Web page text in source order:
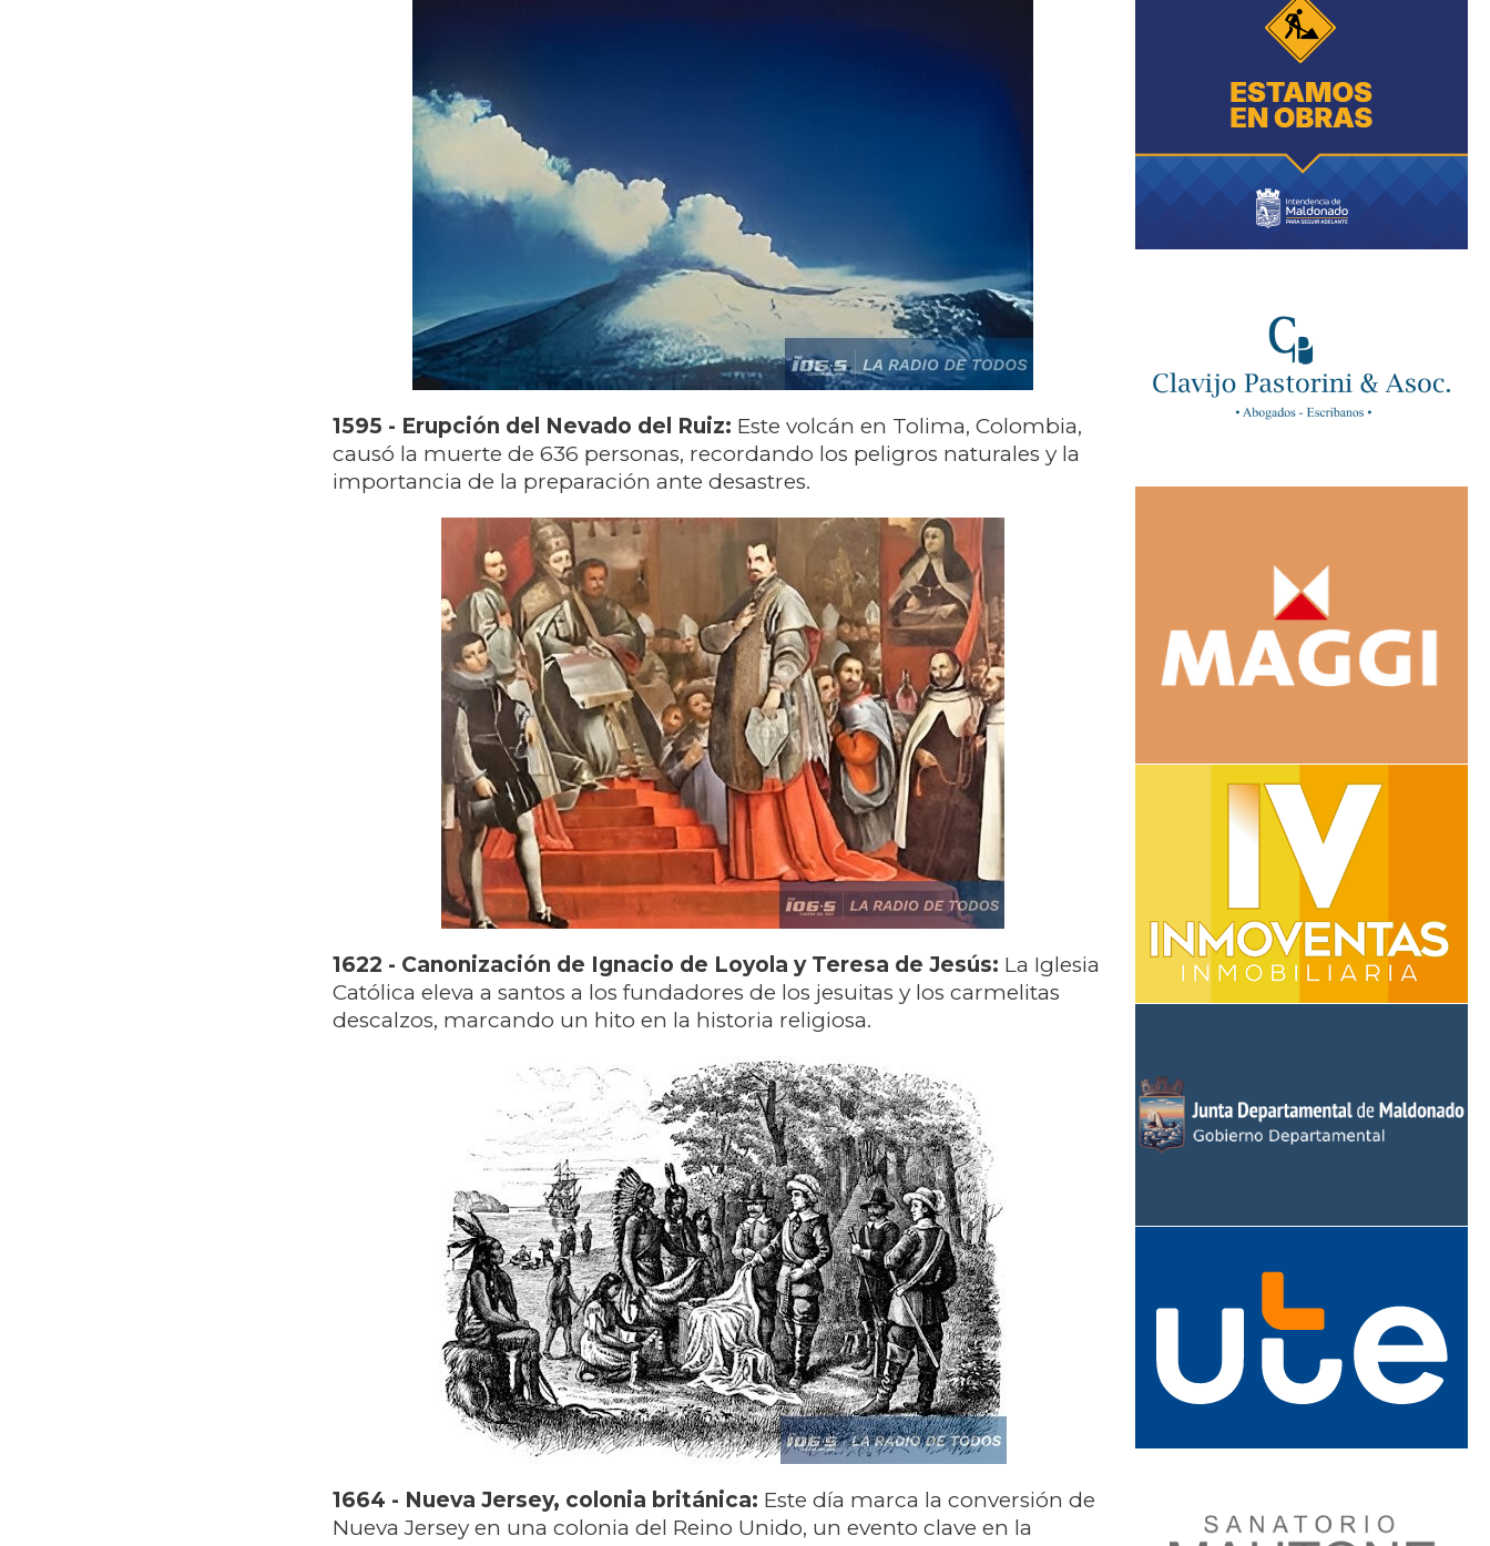
1595 - Erupción del Nevado del Ruiz: Este volcán en Tolima, Colombia,
causó la muerte de 636 personas, recordando los peligros naturales y la
importancia de la preparación ante desastres.
1622 - Canonización de Ignacio de Loyola y Teresa de Jesús: La Iglesia
Católica eleva a santos a los fundadores de los jesuitas y los carmelitas
descalzos, marcando un hito en la historia religiosa.
1664 - Nueva Jersey, colonia británica: Este día marca la conversión de
Nueva Jersey en una colonia del Reino Unido, un evento clave en la